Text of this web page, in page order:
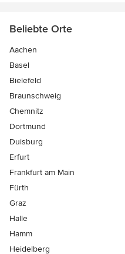
Beliebte Orte
Aachen
Basel
Bielefeld
Braunschweig
Chemnitz
Dortmund
Duisburg
Erfurt
Frankfurt am Main
Fürth
Graz
Halle
Hamm
Heidelberg